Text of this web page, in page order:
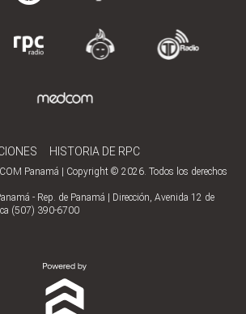
HISTORIA DE RPC
Panamá | Copyright © 2026. Todos los derechos
- Rep. de Panamá | Dirección, Avenida 12 de
(507) 390-6700